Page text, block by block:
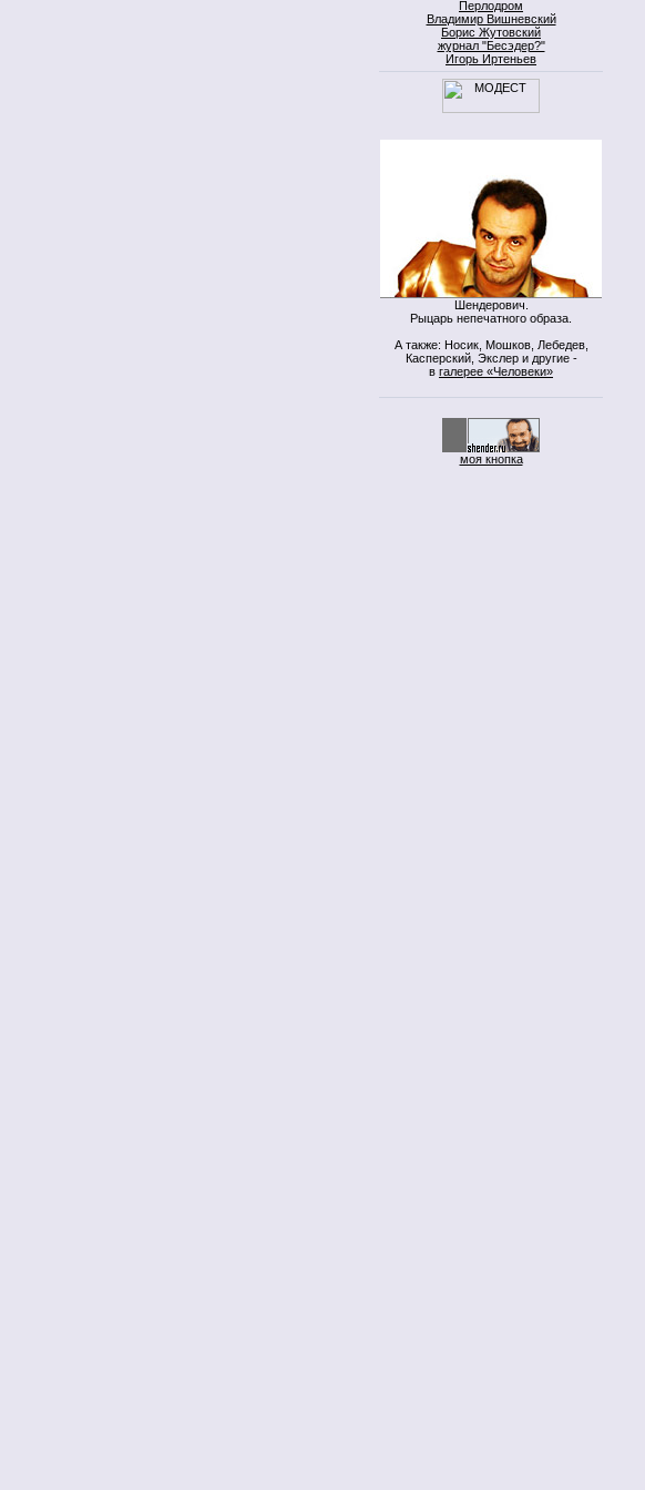
Перлодром
Владимир Вишневский
Борис Жутовский
журнал "Бесэдер?"
Игорь Иртеньев
Шендерович.
Рыцарь непечатного образа.
А также: Носик, Мошков, Лебедев,
Касперский, Экслер и другие -
в галерее «Человеки»
моя кнопка